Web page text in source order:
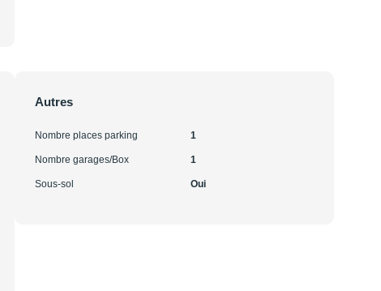
Autres
Nombre places parking 1
Nombre garages/Box 1
Sous-sol Oui